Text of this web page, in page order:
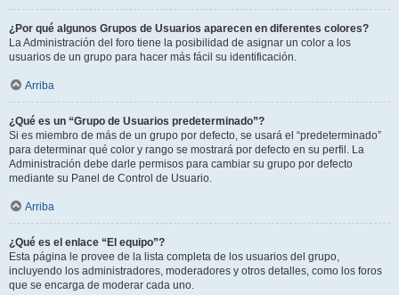
¿Por qué algunos Grupos de Usuarios aparecen en diferentes colores?
La Administración del foro tiene la posibilidad de asignar un color a los
usuarios de un grupo para hacer más fácil su identificación.
Arriba
¿Qué es un “Grupo de Usuarios predeterminado”?
Si es miembro de más de un grupo por defecto, se usará el “predeterminado”
para determinar qué color y rango se mostrará por defecto en su perfil. La
Administración debe darle permisos para cambiar su grupo por defecto
mediante su Panel de Control de Usuario.
Arriba
¿Qué es el enlace “El equipo”?
Esta página le provee de la lista completa de los usuarios del grupo,
incluyendo los administradores, moderadores y otros detalles, como los foros
que se encarga de moderar cada uno.